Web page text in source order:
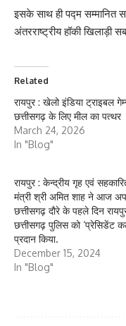
इसके साथ ही पद्म सम्मानित
अंतरराष्ट्रीय हॉकी खिलाड़ी
Related
रायपुर : खेलो इंडिया ट्राइबल
छत्तीसगढ़ के लिए मील का पत्थर
March 24, 2026
In "Blog"
रायपुर : केन्द्रीय गृह एवं
मंत्री श्री अमित शाह ने आज
छत्तीसगढ़ दौरे के पहले दिन
छत्तीसगढ़ पुलिस को ‘प्रेसिडेंट
प्रदान किया.
December 15, 2024
In "Blog"